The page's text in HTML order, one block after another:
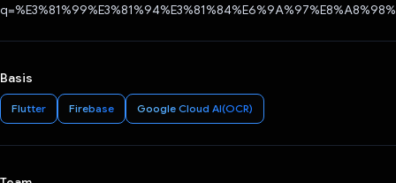
Basis
Flutter Firebase Google Cloud AI(OCR)